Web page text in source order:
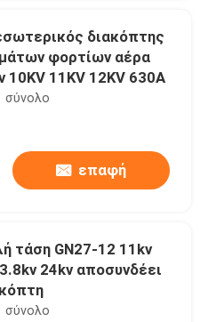
διακόπτης
φορτίων αέρα
10KV 11KV 12KV 630A
σύνολο
επαφή
τάση GN27-12 11kv
24kv αποσυνδέει
σύνολο